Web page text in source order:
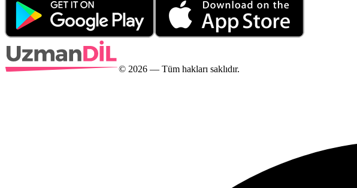
© 2026 — Tüm hakları saklıdır.